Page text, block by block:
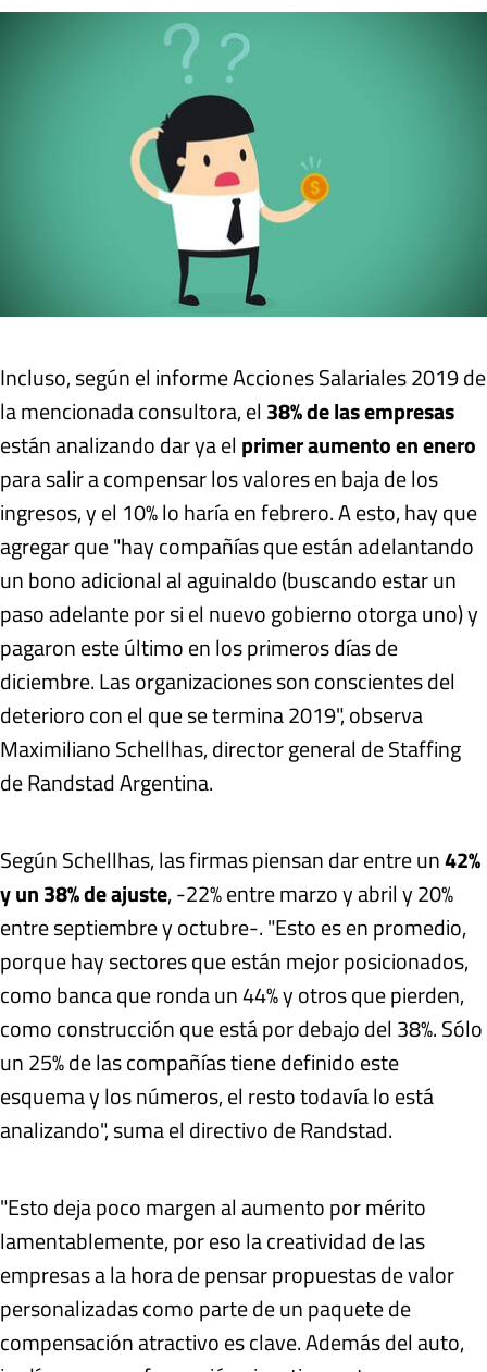
Incluso, según el informe Acciones Salariales 2019 de
la mencionada consultora, el 38% de las empresas
están analizando dar ya el primer aumento en enero
para salir a compensar los valores en baja de los
ingresos, y el 10% lo haría en febrero. A esto, hay que
agregar que "hay compañías que están adelantando
un bono adicional al aguinaldo (buscando estar un
paso adelante por si el nuevo gobierno otorga uno) y
pagaron este último en los primeros días de
diciembre. Las organizaciones son conscientes del
deterioro con el que se termina 2019", observa
Maximiliano Schellhas, director general de Staffing
de Randstad Argentina.
Según Schellhas, las firmas piensan dar entre un42%
y un 38% de ajuste, -22% entre marzo y abril y 20%
entre septiembre y octubre-. "Esto es en promedio,
porque hay sectores que están mejor posicionados,
como banca que ronda un 44% y otros que pierden,
como construcción que está por debajo del 38%. Sólo
un 25% de las compañías tiene definido este
esquema y los números, el resto todavía lo está
analizando", suma el directivo de Randstad.
"Esto deja poco margen al aumento por mérito
lamentablemente, por eso la creatividad de las
empresas a la hora de pensar propuestas de valor
personalizadas como parte de un paquete de
compensación atractivo es clave. Además del auto,